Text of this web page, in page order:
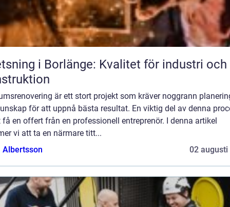
i Borlänge: Kvalitet för industri och
är ett stort projekt som kräver noggrann
för att uppnå bästa resultat. En viktig del av denna
få en offert från en professionell entreprenör. I denna artikel
vi att ta en närmare titt...
Albertsson
02 augusti